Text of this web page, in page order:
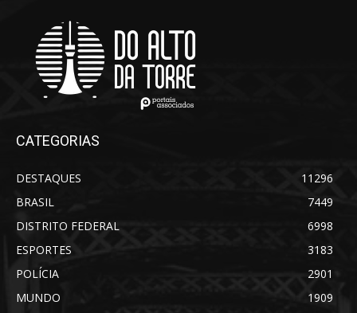
CATEGORIAS
DESTAQUES
11296
BRASIL
7449
DISTRITO FEDERAL
6998
ESPORTES
3183
POLÍCIA
2901
MUNDO
1909